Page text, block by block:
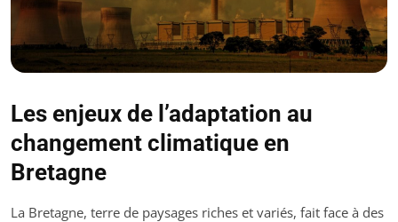
Les enjeux de l’adaptation au
changement climatique en
Bretagne
La Bretagne, terre de paysages riches et variés, fait face à des